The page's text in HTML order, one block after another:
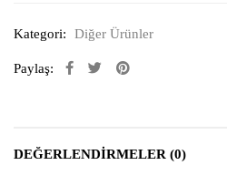
Kategori: Diğer Ürünler
Paylaş:
DEĞERLENDIRMELER (0)